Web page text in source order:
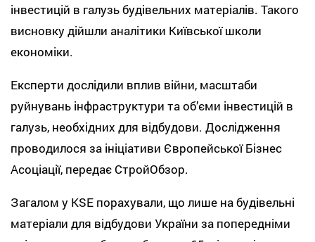
інвестицій в галузь будівельних матеріалів. Такого
висновку дійшли аналітики Київської школи
економіки.
Експерти дослідили вплив війни, масштаби
руйнувань інфраструктури та об’єми інвестицій в
галузь, необхідних для відбудови. Дослідження
проводилося за ініціативи Європейської Бізнес
Асоціації, передає СтройОбзор.
Загалом у KSE порахували, що лише на будівельні
матеріали для відбудови України за попередніми